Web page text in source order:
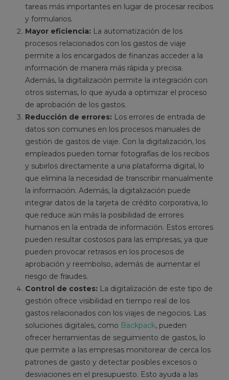
tareas más importantes en lugar de procesar recibos
y formularios.
Mayor eficiencia: La automatización de los
procesos relacionados con los gastos de viaje
permite a los encargados de finanzas acceder a la
información de manera más rápida y precisa.
Además, la digitalización permite la integración con
otros sistemas, lo que ayuda a optimizar el proceso
de aprobación de los gastos.
Reducción de errores: Los errores de entrada de
datos son comunes en los procesos manuales de
gestión de gastos de viaje. Con la digitalización, los
empleados pueden tomar fotografías de los recibos
y subirlos directamente a una plataforma digital, lo
que elimina la necesidad de transcribir manualmente
la información. Además, la digitalización puede
integrar datos de la tarjeta de crédito corporativa, lo
que reduce aún más la posibilidad de errores
humanos en la entrada de información. Estos errores
pueden resultar costosos para las empresas, ya que
pueden provocar retrasos en los procesos de
aprobación y reembolso, además de aumentar el
riesgo de fraudes.
Control de costes: La digitalización de este tipo de
gestión ofrece visibilidad en tiempo real de los
gastos relacionados con los viajes de negocios. Las
soluciones digitales, como Backpack, pueden
ofrecer herramientas de seguimiento de gastos, lo
que permite a las empresas monitorear de cerca los
patrones de gasto y detectar posibles excesos o
desviaciones en el presupuesto. Esto ayuda a las